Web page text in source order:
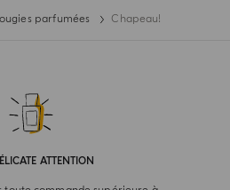
parfumées Chapeau!
ATTENTION